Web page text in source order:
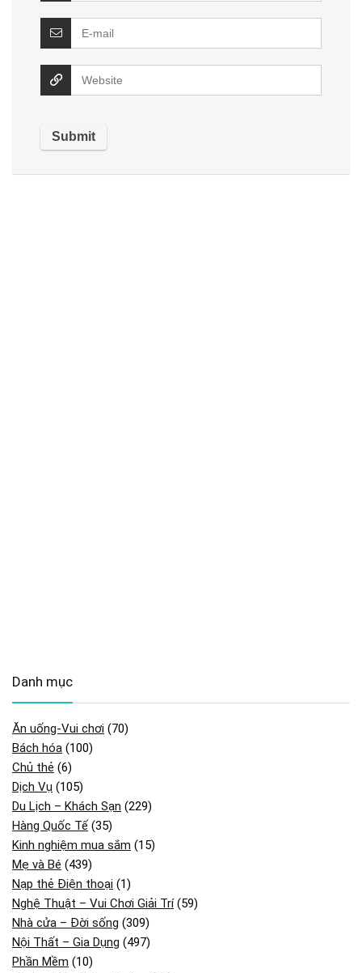
Danh mục
Ăn uống-Vui chơi (70)
Bách hóa (100)
Chủ thẻ (6)
Dịch Vụ (105)
Du Lịch – Khách Sạn (229)
Hàng Quốc Tế (35)
Kinh nghiệm mua sắm (15)
Mẹ và Bé (439)
Nạp thẻ Điện thoại (1)
Nghệ Thuật – Vui Chơi Giải Trí(59)
Nhà cửa – Đời sống (309)
Nội Thất – Gia Dụng (497)
Phần Mềm (10)